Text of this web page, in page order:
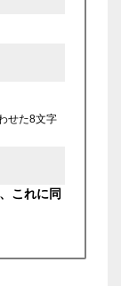
せた8文字
これに同